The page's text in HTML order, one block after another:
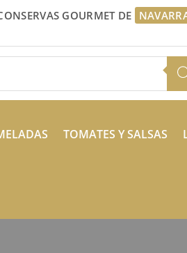
GOURMET DE
TOMATES Y SALSAS